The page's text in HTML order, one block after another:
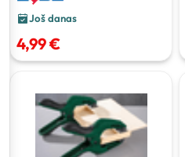
Još danas
4,99 €